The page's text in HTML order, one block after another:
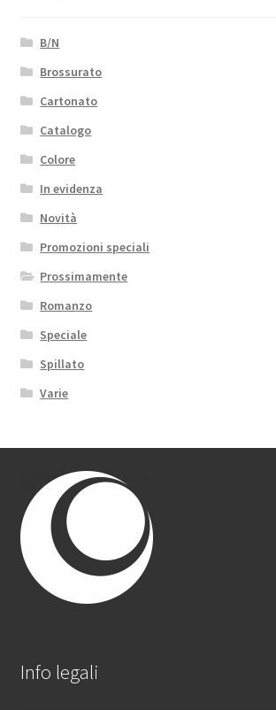
B/N
Brossurato
Cartonato
Catalogo
Colore
In evidenza
Novità
Promozioni speciali
Prossimamente
Romanzo
Speciale
Spillato
Varie
Info legali